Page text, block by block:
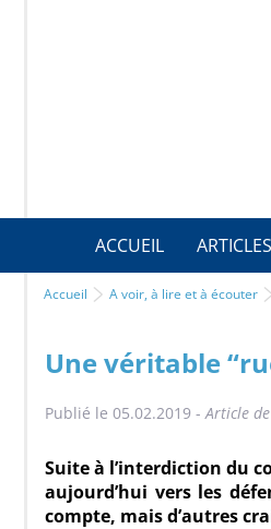
ACCUEIL
Accueil A voir, à lire et à écouter
Une véritable
Publié le 05.02.2019 -Article
Suite à l’interdiction du
aujourd’hui vers les
compte, mais d’autres